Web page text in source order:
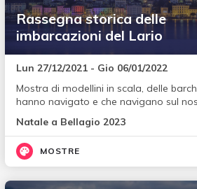
Rassegna storica delle
imbarcazioni del Lario
Lun 27/12/2021 - Gio 06/01/2022
Mostra di modellini in scala, delle
hanno navigato e che navigano sul
Natale a Bellagio 2023
MOSTRE